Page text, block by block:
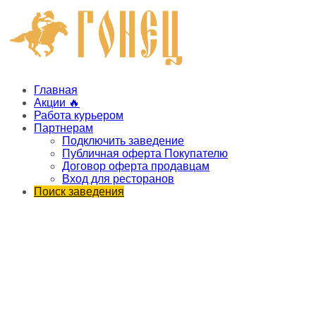
Главная
Акции 🔥
Работа курьером
Партнерам
Подключить заведение
Публичная оферта Покупателю
Договор оферта продавцам
Вход для ресторанов
Поиск заведения